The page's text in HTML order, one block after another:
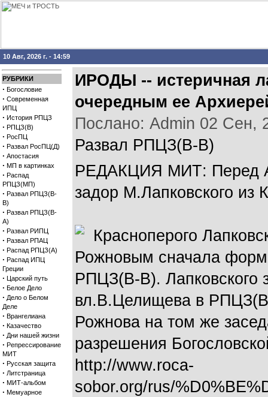
10 Авг, 2026 г. - 14:59
РУБРИКИ
· Богословие
· Современная
ИПЦ
· История РПЦЗ
· РПЦЗ(В)
· РосПЦ
· Развал РосПЦ(Д)
· Апостасия
· МП в картинках
· Распад
РПЦЗ(МП)
· Развал РПЦЗ(В-
В)
· Развал РПЦЗ(В-
А)
· Развал РИПЦ
· Развал РПАЦ
· Распад РПЦЗ(А)
· Распад ИПЦ
Греции
· Царский путь
· Белое Дело
· Дело о Белом
Деле
· Врангелиана
· Казачество
· Дни нашей жизни
· Репрессирование
МИТ
· Русская защита
· Литстраница
· МИТ-альбом
· Мемуарное
ИРОДЫ -- истеричная
очередным ее
Послано: Admin 02 Сен,
Развал РПЦЗ(В-В)
РЕДАКЦИЯ МИТ: Перед
задор М.Лапковского
Красноперого
Рожновым сначала
РПЦЗ(В-В). Лапковского
вл.В.Целищева в РПЦЗ(В-
Рожнова на том же
разрешения
http://www.roca-
sobor.org/rus/